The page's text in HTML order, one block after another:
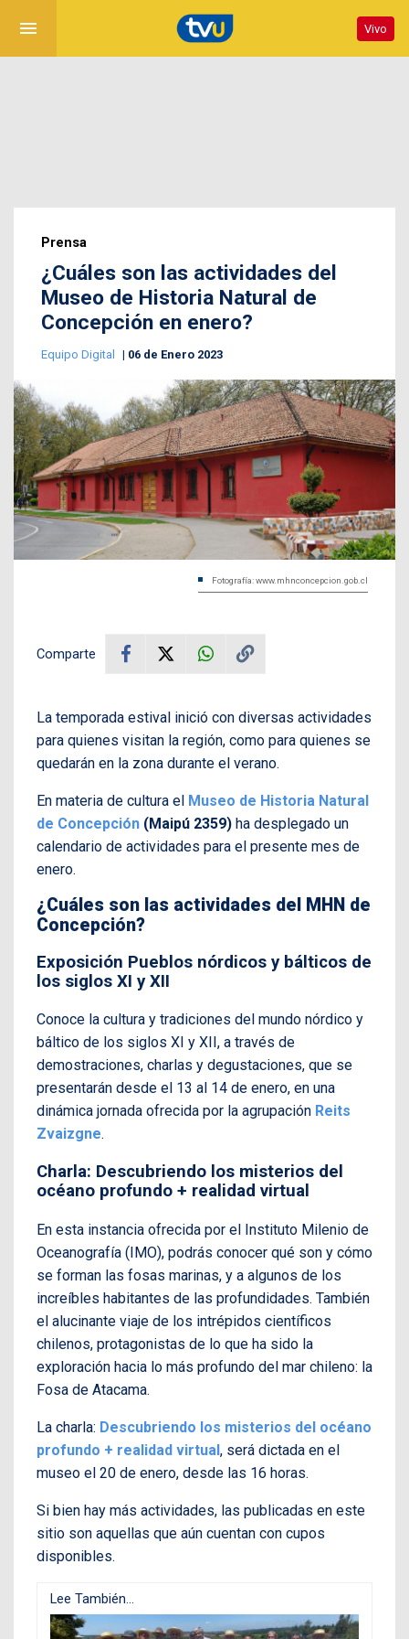
menu Vivo
Prensa
¿Cuáles son las actividades del
Museo de Historia Natural de
Concepción en enero?
Equipo Digital 06 de Enero 2023
Fotografía: www.mhnconcepcion.gob.cl
Comparte
La temporada estival inició con diversas actividades
para quienes visitan la región, como para quienes se
quedarán en la zona durante el verano.
En materia de cultura el Museo de Historia Natural
de Concepción (Maipú 2359) ha desplegado un
calendario de actividades para el presente mes de
enero.
¿Cuáles son las actividades del MHN de
Concepción?
Exposición Pueblos nórdicos y bálticos de
los siglos XI y XII
Conoce la cultura y tradiciones del mundo nórdico y
báltico de los siglos XI y XII, a través de
demostraciones, charlas y degustaciones, que se
presentarán desde el 13 al 14 de enero, en una
dinámica jornada ofrecida por la agrupación Reits
Zvaizgne.
Charla: Descubriendo los misterios del
océano profundo + realidad virtual
En esta instancia ofrecida por el Instituto Milenio de
Oceanografía (IMO), podrás conocer qué son y cómo
se forman las fosas marinas, y a algunos de los
increíbles habitantes de las profundidades. También
el alucinante viaje de los intrépidos científicos
chilenos, protagonistas de lo que ha sido la
exploración hacia lo más profundo del mar chileno: la
Fosa de Atacama.
La charla: Descubriendo los misterios del océano
profundo + realidad virtual, será dictada en el
museo el 20 de enero, desde las 16 horas.
Si bien hay más actividades, las publicadas en este
sitio son aquellas que aún cuentan con cupos
disponibles.
Lee También...